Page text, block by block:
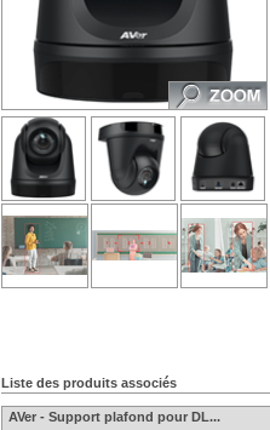
Liste des produits associés
AVer - Support plafond pour DL...